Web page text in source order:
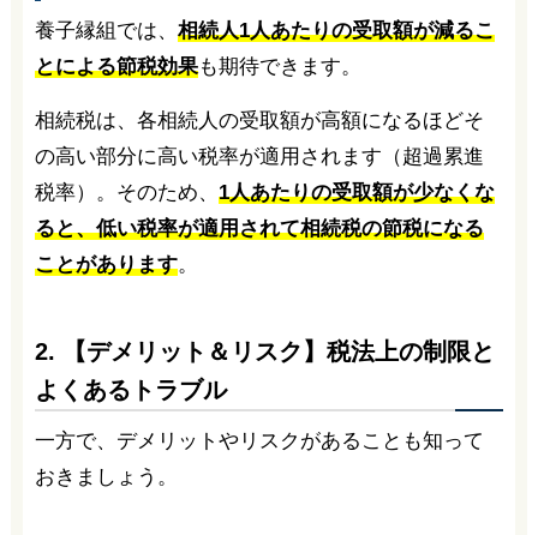
養子縁組では、 相続人1人あたりの受取額が減るこ
とによる節税効果も期待できます。
相続税は、各相続人の受取額が高額になるほどそ
の高い部分に高い税率が適用されます（超過累進
税率）。そのため、 1人あたりの受取額が少なくな
ると、低い税率が適用されて相続税の節税になる
ことがあります。
2. 【デメリット＆リスク】税法上の制限と
よくあるトラブル
一方で、デメリットやリスクがあることも知って
おきましょう。